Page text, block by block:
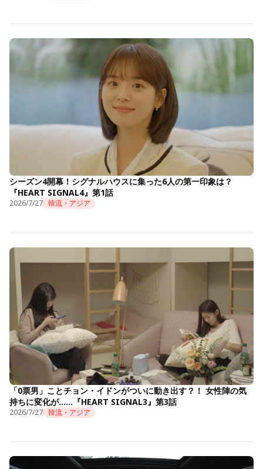
シーズン4開幕！シグナルハウスに集った6人の第一印象は？
『HEART SIGNAL4』第1話
2026/7/27 韓流・アジア
「0票男」ことチョン・イドンがついに動き出す？！ 女性陣の気
持ちに変化が……『HEART SIGNAL3』第3話
2026/7/27 韓流・アジア